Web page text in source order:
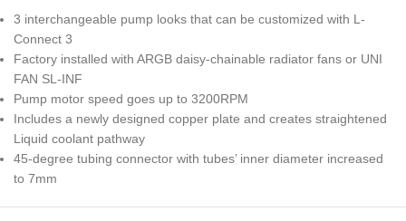
3 interchangeable pump looks that can be customized with L-
Connect 3
Factory installed with ARGB daisy-chainable radiator fans or UNI
FAN SL-INF
Pump motor speed goes up to 3200RPM
Includes a newly designed copper plate and creates straightened
Liquid coolant pathway
45-degree tubing connector with tubes’ inner diameter increased
to 7mm